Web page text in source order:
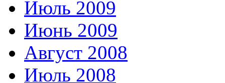
Июль 2009
Июнь 2009
Август 2008
Июль 2008